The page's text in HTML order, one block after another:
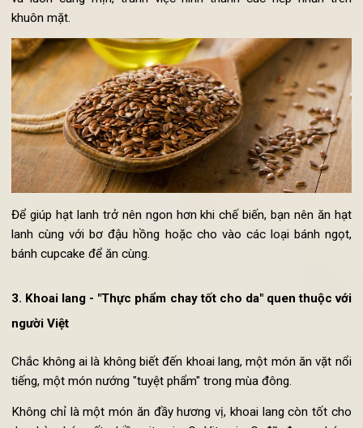
Dù chỉ mới bắt đầu phổ biến tại Việt Nam từ đầu năm
Các axit béo omega 3 có công dụng giữ cho da không bị
và luôn căng mịn, tránh việc hình thành các nếp nhăn
khuôn mặt.
Để giúp hạt lanh trở nên ngon hơn khi chế biến, bạn nên ăn
lanh cùng với bơ đậu hồng hoặc cho vào các loại bánh
3. Khoai lang - "Thực phẩm chay tốt cho da" quen thuộc
người Việt